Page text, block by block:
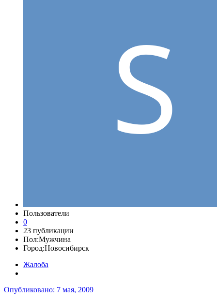
Пользователи
0
23 публикации
Пол:Мужчина
Город:Новосибирск
Жалоба
Опубликовано: 7 мая, 2009